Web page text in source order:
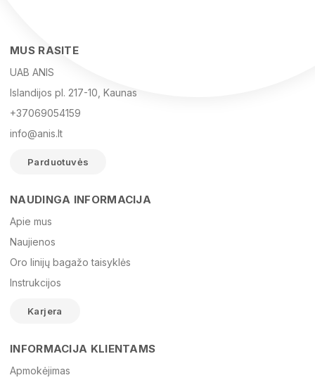
El. paštas
Žinutė
MUS RASITE
UAB ANIS
Islandijos pl. 217-10, Kaunas
+37069054159
info@anis.lt
Parduotuvės
NAUDINGA INFORMACIJA
Apie mus
Naujienos
Oro linijų bagažo taisyklės
Instrukcijos
Karjera
INFORMACIJA KLIENTAMS
Apmokėjimas